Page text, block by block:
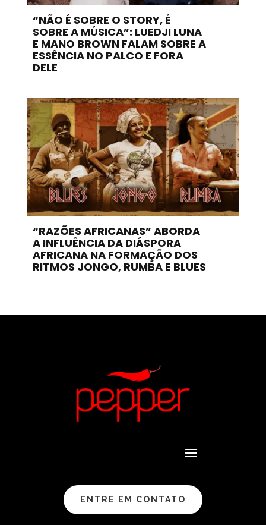
“NÃO É SOBRE O STORY, É
SOBRE A MÚSICA”: LUEDJI LUNA
E MANO BROWN FALAM SOBRE A
ESSÊNCIA NO PALCO E FORA
DELE
“RAZÕES AFRICANAS” ABORDA
A INFLUÊNCIA DA DIÁSPORA
AFRICANA NA FORMAÇÃO DOS
RITMOS JONGO, RUMBA E BLUES
ENTRE EM CONTATO